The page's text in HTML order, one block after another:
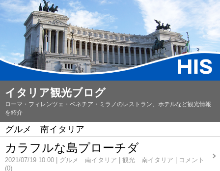
イタリア観光ブログ
ローマ・フィレンツェ・ベネチア・ミラノのレストラン、ホテルなど観光情報
を紹介
グルメ 南イタリア
カラフルな島プローチダ
2021/07/19 10:00 グルメ 南イタリア 観光 南イタリア
コメント
(0)